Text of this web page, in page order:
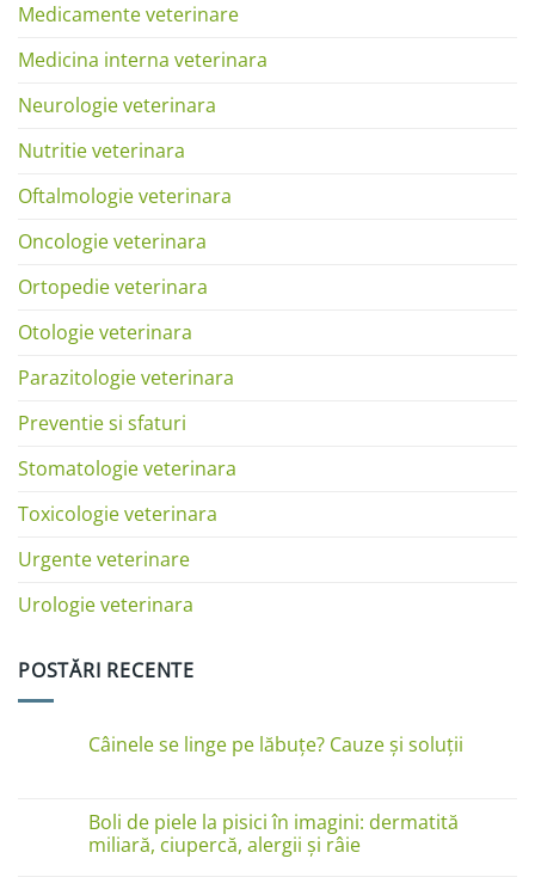
Medicamente veterinare
Medicina interna veterinara
Neurologie veterinara
Nutritie veterinara
Oftalmologie veterinara
Oncologie veterinara
Ortopedie veterinara
Otologie veterinara
Parazitologie veterinara
Preventie si sfaturi
Stomatologie veterinara
Toxicologie veterinara
Urgente veterinare
Urologie veterinara
POSTĂRI RECENTE
Câinele se linge pe lăbuțe? Cauze și soluții
Câinele
se
linge
Boli de piele la pisici în imagini: dermatită
miliară, ciupercă, alergii și râie